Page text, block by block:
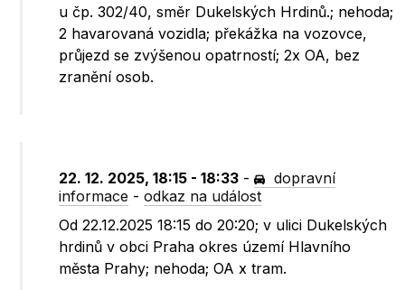
u čp. 302/40, směr Dukelských Hrdinů.; nehoda;
2 havarovaná vozidla; překážka na vozovce,
průjezd se zvýšenou opatrností; 2x OA, bez
zranění osob.
22. 12. 2025, 18:15 - 18:33 -
dopravní
informace -odkaz na událost
Od 22.12.2025 18:15 do 20:20; v ulici Dukelských
hrdinů v obci Praha okres území Hlavního
města Prahy; nehoda; OA x tram.